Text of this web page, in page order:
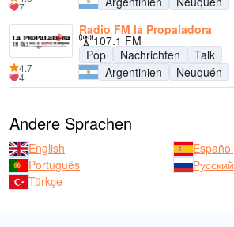
7
Radio FM la Propaladora
107.1 FM
Pop
Nachrichten
Talk
Argentinien
Neuquén
4.7
4
Andere Sprachen
English
Español
Português
Русский
Türkçe